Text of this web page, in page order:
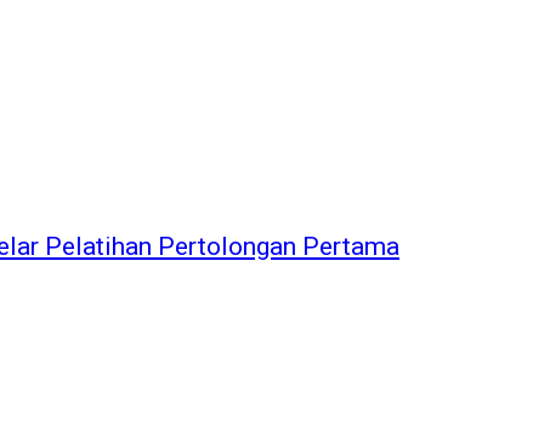
Pelatihan Pertolongan Pertama